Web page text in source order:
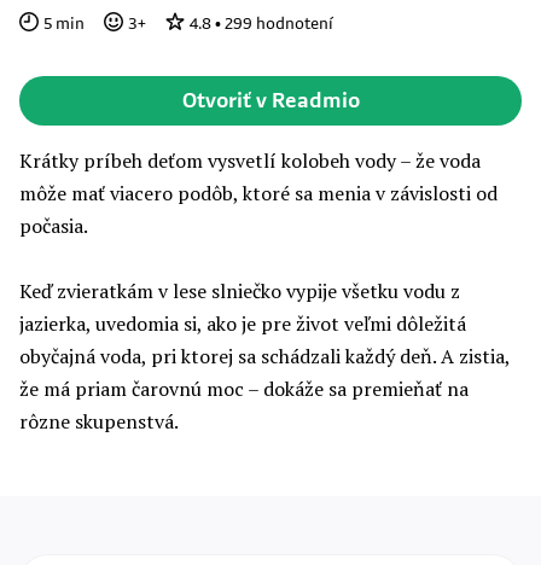
5 min 3+ 4.8 • 299 hodnotení
Otvoriť v Readmio
Krátky príbeh deťom vysvetlí kolobeh vody – že voda
môže mať viacero podôb, ktoré sa menia v závislosti od
počasia.
Keď zvieratkám v lese slniečko vypije všetku vodu z
jazierka, uvedomia si, ako je pre život veľmi dôležitá
obyčajná voda, pri ktorej sa schádzali každý deň. A zistia,
že má priam čarovnú moc – dokáže sa premieňať na
rôzne skupenstvá.